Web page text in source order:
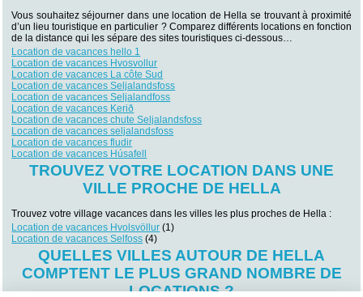
Vous souhaitez séjourner dans une location de Hella se trouvant à proximité
d’un lieu touristique en particulier ? Comparez différents locations en fonction
de la distance qui les sépare des sites touristiques ci-dessous…
Location de vacances hello 1
Location de vacances Hvosvollur
Location de vacances La côte Sud
Location de vacances Seljalandsfoss
Location de vacances Seljalandfoss
Location de vacances Kerið
Location de vacances chute Seljalandsfoss
Location de vacances seljalandsfoss
Location de vacances fludir
Location de vacances Húsafell
TROUVEZ VOTRE LOCATION DANS UNE
VILLE PROCHE DE HELLA
Trouvez votre village vacances dans les villes les plus proches de Hella :
Location de vacances Hvolsvöllur (1)
Location de vacances Selfoss (4)
QUELLES VILLES AUTOUR DE HELLA
COMPTENT LE PLUS GRAND NOMBRE DE
LOCATIONS ?